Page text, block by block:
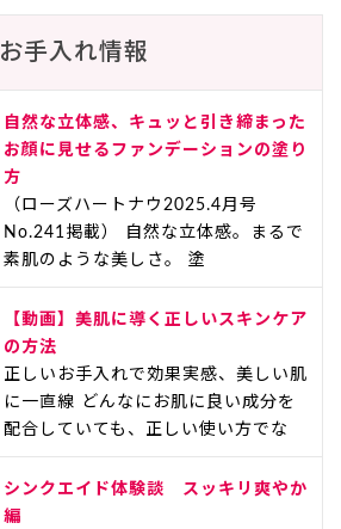
お手入れ情報
自然な立体感、キュッと引き締まった
お顔に見せるファンデーションの塗り
方
（ローズハートナウ2025.4月号
No.241掲載） 自然な立体感。まるで
素肌のような美しさ。 塗
【動画】美肌に導く正しいスキンケア
の方法
正しいお手入れで効果実感、美しい肌
に一直線 どんなにお肌に良い成分を
配合していても、正しい使い方でな
シンクエイド体験談 スッキリ爽やか
編